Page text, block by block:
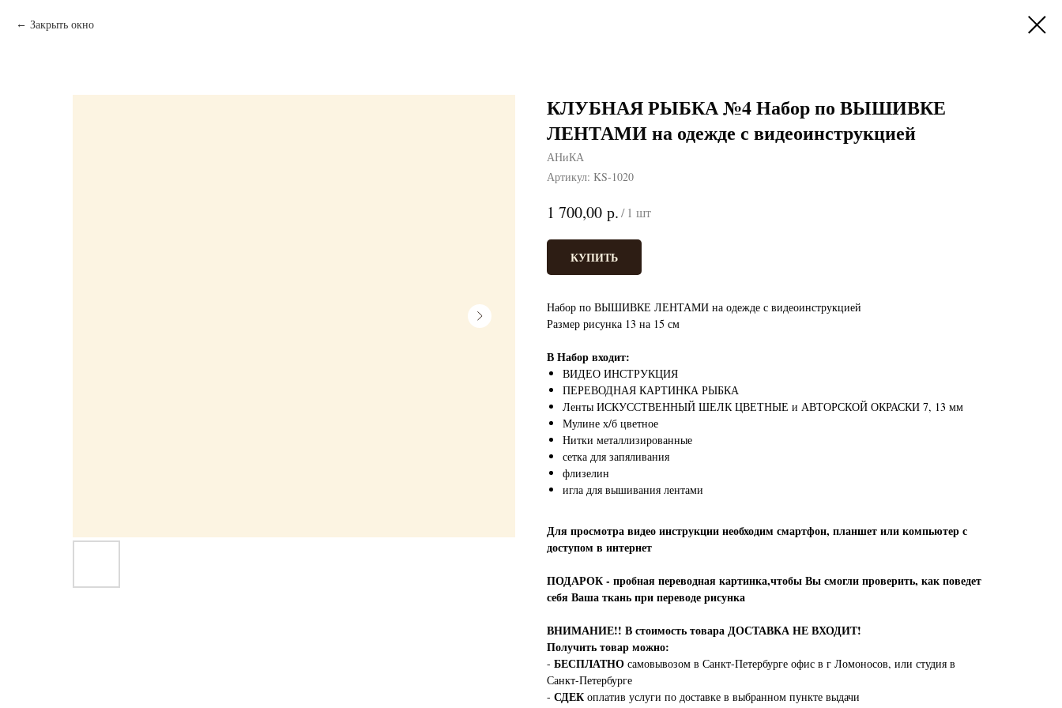
Закрыть окно
КЛУБНАЯ РЫБКА №4 Набор по ВЫШИВКЕ
ЛЕНТАМИ на одежде с видеоинструкцией
АНиКА
Артикул: KS-1020
1 700,00 р./ 1 шт
КУПИТЬ
Набор по ВЫШИВКЕ ЛЕНТАМИ на одежде с видеоинструкцией
Размер рисунка 13 на 15 см
В Набор входит:
ВИДЕО ИНСТРУКЦИЯ
ПЕРЕВОДНАЯ КАРТИНКА РЫБКА
Ленты ИСКУССТВЕННЫЙ ШЕЛК ЦВЕТНЫЕ и АВТОРСКОЙ ОКРАСКИ 7, 13 мм
Мулине х/б цветное
Нитки металлизированные
сетка для запяливания
флизелин
игла для вышивания лентами
Для просмотра видео инструкции необходим смартфон, планшет или компьютер с
доступом в интернет
ПОДАРОК - пробная переводная картинка,чтобы Вы смогли проверить, как поведет
себя Ваша ткань при переводе рисунка
ВНИМАНИЕ!! В стоимость товара ДОСТАВКА НЕ ВХОДИТ!
Получить товар можно:
- БЕСПЛАТНО самовывозом в Санкт-Петербурге офис в г Ломоносов, или студия в
Санкт-Петербурге
- СДЕК оплатив услуги по доставке в выбранном пункте выдачи